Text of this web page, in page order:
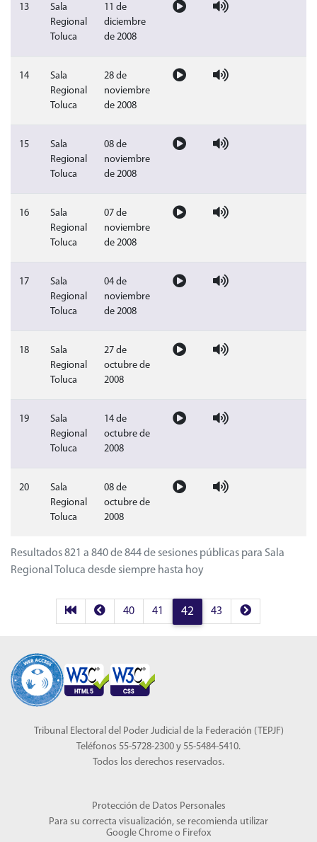
Resultados 821 a 840 de 844 de sesiones públicas para Sala
Regional Toluca desde siempre hasta hoy
13
Sala
Regional
Toluca
11 de
diciembre
de 2008
Video sesión publica del 11 de
Audio sesión publica del
14
Sala
Regional
Toluca
28 de
noviembre
de 2008
Video sesión publica del 28 de
Audio sesión publica del
15
Sala
Regional
Toluca
08 de
noviembre
de 2008
Video sesión publica del 08 de
Audio sesión publica del
16
Sala
Regional
Toluca
07 de
noviembre
de 2008
Video sesión publica del 07 de
Audio sesión publica del
17
Sala
Regional
Toluca
04 de
noviembre
de 2008
Video sesión publica del 04 de
Audio sesión publica del
18
Sala
Regional
Toluca
27 de
octubre de
2008
Video sesión publica del 27 de
Audio sesión publica del
19
Sala
Regional
Toluca
14 de
octubre de
2008
Video sesión publica del 14 de
Audio sesión publica del
20
Sala
Regional
Toluca
08 de
octubre de
2008
Video sesión publica del 08 de
Audio sesión publica del
Primera página de resultados
Anterior página de resultados
40 41 42 43 Siguiente
Tribunal Electoral del Poder Judicial de la Federación (TEPJF)
Teléfonos 55-5728-2300 y 55-5484-5410.
Todos los derechos reservados.
Protección de Datos Personales
Para su correcta visualización, se recomienda utilizar
Google Chrome o Firefox